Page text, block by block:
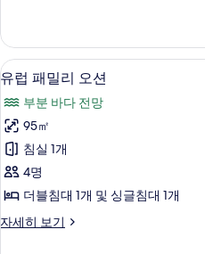
진
모
두
보
기
리
트
윈
자
세
히
보
기
유
럽
패
밀
리
오
사
6
유럽 패밀리 오션
부분 바다 전망
95㎡
침실 1개
4명
더블침대 1개 및 싱글침대 1개
자세히 보기
유